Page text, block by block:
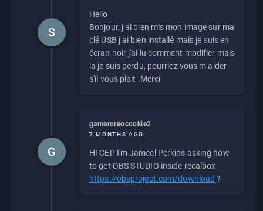
Hello
Bonjour, j ai bien mis mon image sur ma
clé USB j ai bien installé mais je suis en
écran noir j'ai lu comment modifier mais
la je suis perdu, pourriez vous m aider
s'il vous plait .Merci
S
gameroreocookie2
7 MONTHS AGO
HI CEP I'm Jameel Perkins asking how
to get OBS STUDIO inside recalbox
https://obsproject.com/download ?
G